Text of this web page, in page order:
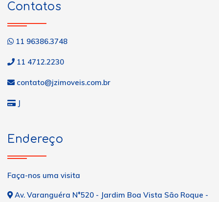
Contatos
11 96386.3748
11 4712.2230
contato@jzimoveis.com.br
J
Endereço
Faça-nos uma visita
Av. Varanguéra N°520 - Jardim Boa Vista São Roque -